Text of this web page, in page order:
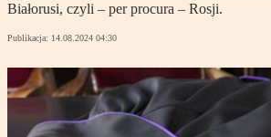
Białorusi, czyli – per procura – Rosji.
Publikacja: 14.08.2024 04:30